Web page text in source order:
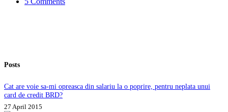
reziliere
Posts
Cat are voie sa-mi opreasca din salariu la o poprire, pentru neplata unui
card de credit BRD?
27 April 2015